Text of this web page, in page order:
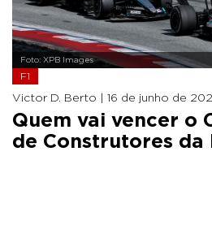
Foto: XPB Images
F1
Victor D. Berto | 16 de junho de
Quem vai vencer o
de Construtores da